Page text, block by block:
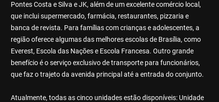
Pontes Costa e Silva e JK, além de um excelente comércio local,
que inclui supermercado, farmácia, restaurantes, pizzaria e
banca de revista. Para famílias com crianças e adolescentes, a
região oferece algumas das melhores escolas de Brasília, como
Everest, Escola das Nações e Escola Francesa. Outro grande
benefício é o serviço exclusivo de transporte para funcionários,
que faz o trajeto da avenida principal até a entrada do conjunto.
Atualmente, todas as cinco unidades estão disponíveis: Unidade